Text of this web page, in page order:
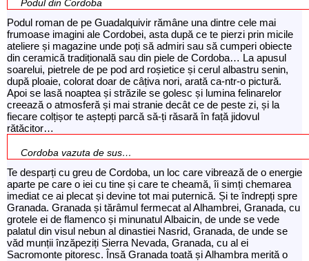
Podul din Cordoba
Podul roman de pe Guadalquivir rămâne una dintre cele mai
frumoase imagini ale Cordobei, asta după ce te pierzi prin micile
ateliere și magazine unde poți să admiri sau să cumperi obiecte
din ceramică tradițională sau din piele de Cordoba… La apusul
soarelui, pietrele de pe pod ard roșietice și cerul albastru senin,
după ploaie, colorat doar de câțiva nori, arată ca-ntr-o pictură.
Apoi se lasă noaptea și străzile se golesc și lumina felinarelor
creează o atmosferă și mai stranie decât ce de peste zi, și la
fiecare colțișor te aștepți parcă să-ți răsară în față jidovul
rătăcitor…
Cordoba vazuta de sus…
Te desparți cu greu de Cordoba, un loc care vibrează de o energie
aparte pe care o iei cu tine și care te cheamă, îi simți chemarea
imediat ce ai plecat și devine tot mai puternică. Și te îndrepți spre
Granada. Granada și tărâmul fermecat al Alhambrei, Granada, cu
grotele ei de flamenco și minunatul Albaicin, de unde se vede
palatul din visul nebun al dinastiei Nasrid, Granada, de unde se
văd munții înzăpeziți Sierra Nevada, Granada, cu al ei
Sacromonte pitoresc. Însă Granada toată și Alhambra merită o